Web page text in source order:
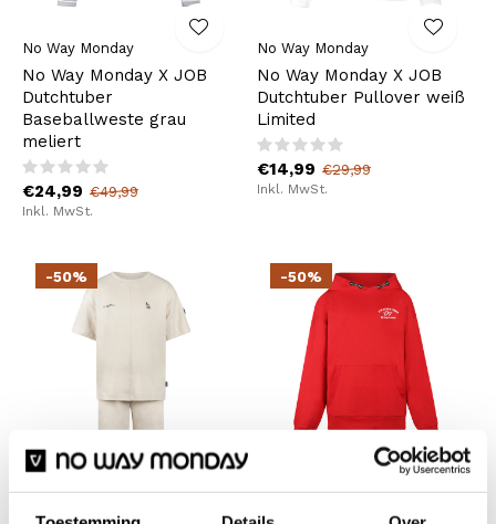
No Way Monday
No Way Monday X JOB
Dutchtuber
Baseballweste grau
meliert
€24,99 €49,99
Inkl. MwSt.
No Way Monday
No Way Monday X JOB
Dutchtuber Pullover weiß
Limited
€14,99 €29,99
Inkl. MwSt.
-50%
No Way Monday Jungen-
-50%
No Way Monday X JOB